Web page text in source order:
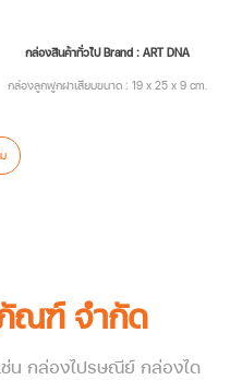
กล่องสินค้าทั่วไป Brand : ART DNA
กล่องลูกฟูกฝาเสียบขนาด : 19 x 25 x 9 cm.
ณฑ์ จำกัด
น กล่องไปรษณีย์ กล่องได